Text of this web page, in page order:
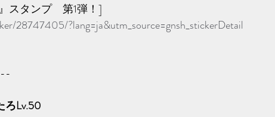
スタンプ　第1弾！]
28747405/?lang=ja&utm_source=gnsh_stickerDetail
ろLv.50